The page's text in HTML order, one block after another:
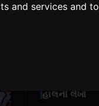
and services and
હાલની લેખો